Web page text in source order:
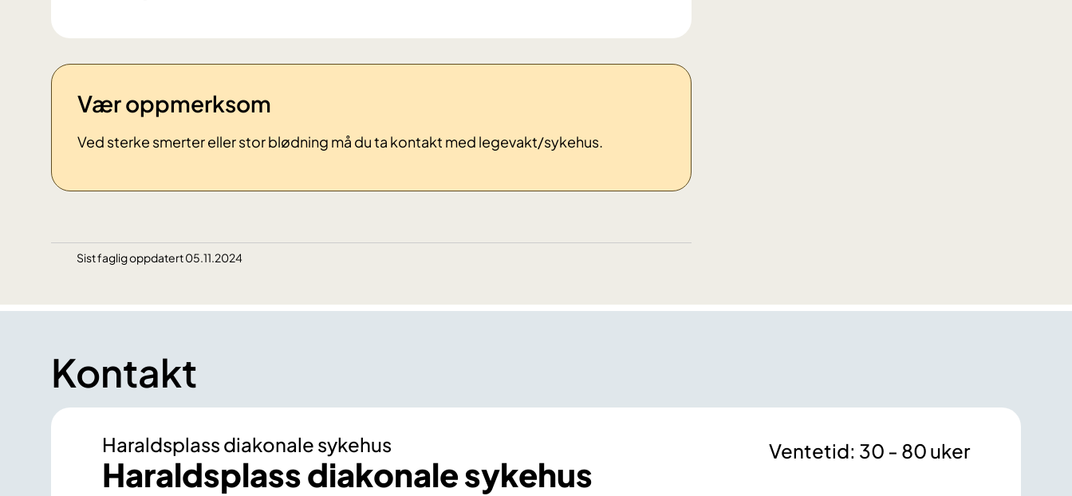
Vær oppmerksom
Ved sterke smerter eller stor blødning må du ta kontakt med legevakt/sykehus.
Sist faglig oppdatert 05.11.2024
Kontakt
Haraldsplass diakonale sykehus
Haraldsplass diakonale sykehus
Ventetid: 30 - 80 uker